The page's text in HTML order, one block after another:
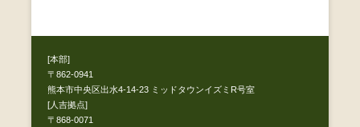
[本部]
〒862-0941
熊本市中央区出水4-14-23 ミッドタウンイズミR号室
[人吉拠点]
〒868-0071